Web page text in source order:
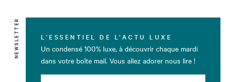
NEWSLETTER L’ESSENTIEL DE L’ACTU LUXE
Un condensé 100% luxe, à découvrir chaque mardi
dans votre boîte mail. Vous allez adorer nous lire !